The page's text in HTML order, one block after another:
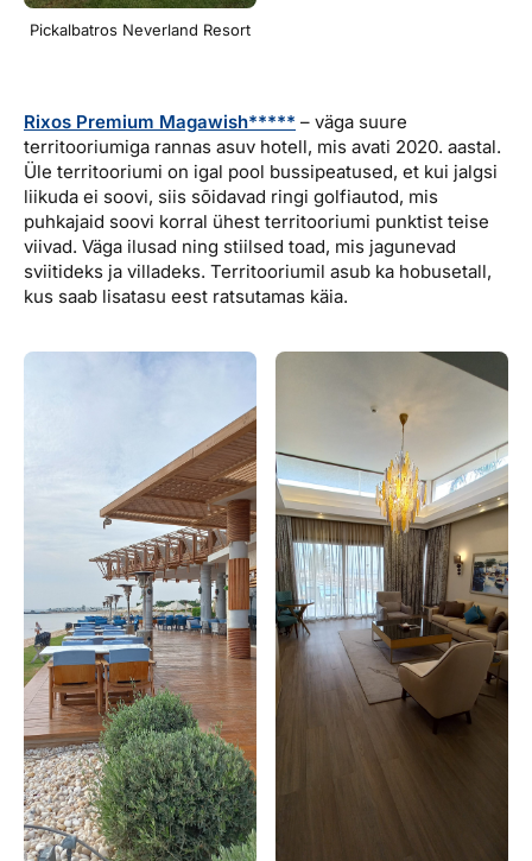
Pickalbatros Neverland Resort
Rixos Premium Magawish***** – väga suure
territooriumiga rannas asuv hotell, mis avati 2020. aastal.
Üle territooriumi on igal pool bussipeatused, et kui jalgsi
liikuda ei soovi, siis sõidavad ringi golfiautod, mis
puhkajaid soovi korral ühest territooriumi punktist teise
viivad. Väga ilusad ning stiilsed toad, mis jagunevad
sviitideks ja villadeks. Territooriumil asub ka hobusetall,
kus saab lisatasu eest ratsutamas käia.